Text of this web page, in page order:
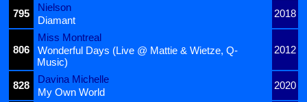
795
Nielson
2018
Diamant
806
Miss Montreal
2012
Wonderful Days (Live @ Mattie & Wietze, Q-
Music)
828
Davina Michelle
2020
My Own World